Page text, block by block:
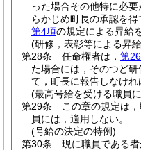
った場合その他特に必
らかじめ町長の承認を得
第4項の規定による昇給
(研修，表彰等による昇
第28条
任命権者は， 第
た場合には，そのつど
て，町長に報告しなけれ
(最高号給を受ける職員
第29条
この章の規定は
員には，適用しない。
(号給の決定の特例)
第30条
現に職員である